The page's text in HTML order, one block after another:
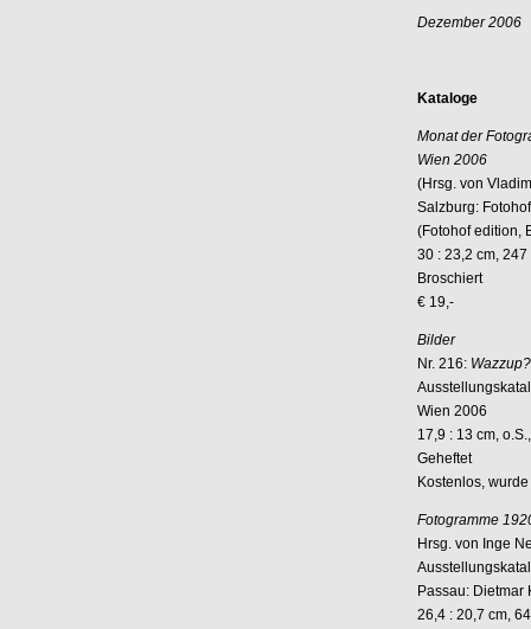
Dezember 2006
Kataloge
Monat der
Wien 2006
(Hrsg. von
Salzburg:
(Fotohof edition,
30 : 23,2 cm,
Broschiert
€ 19,-
Bilder
Nr. 216:
Wien 2006
17,9 : 13 cm,
Geheftet
Kostenlos,
Fotogramme
Hrsg. von Inge
Passau: Dietmar
26,4 : 20,7 cm,